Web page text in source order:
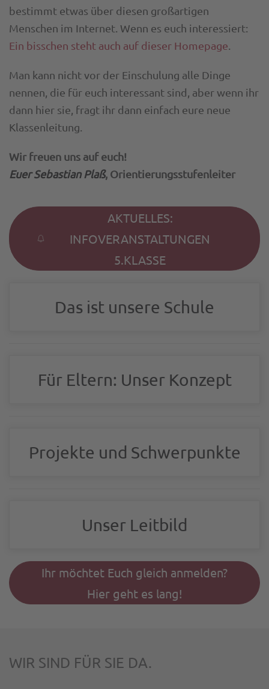
bestimmt etwas über diesen großartigen
Menschen im Internet. Wenn es euch interessiert:
Ein bisschen steht auch auf dieser Homepage
Man kann nicht vor der Einschulung alle Dinge
nennen, die für euch interessant sind, aber wenn ihr
dann hier sie, fragt ihr dann einfach eure neue
Klassenleitung.
Wir freuen uns auf euch!
Euer Sebastian Plaß, Orientierungsstufenleiter
AKTUELLES:
INFOVERANSTALTUNGEN
5.KLASSE
Das ist unsere Schule
Für Eltern: Unser Konzept
Projekte und Schwerpunkte
Unser Leitbild
Ihr möchtet Euch gleich anmelden?
Hier geht es lang!
WIR SIND FÜR SIE DA.